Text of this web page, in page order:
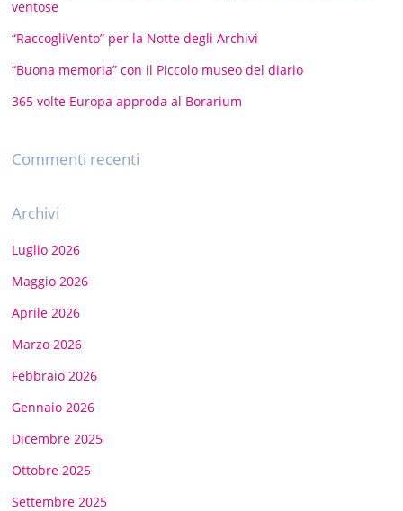
ventose
“RaccogliVento” per la Notte degli Archivi
“Buona memoria” con il Piccolo museo del diario
365 volte Europa approda al Borarium
Commenti recenti
Archivi
Luglio 2026
Maggio 2026
Aprile 2026
Marzo 2026
Febbraio 2026
Gennaio 2026
Dicembre 2025
Ottobre 2025
Settembre 2025